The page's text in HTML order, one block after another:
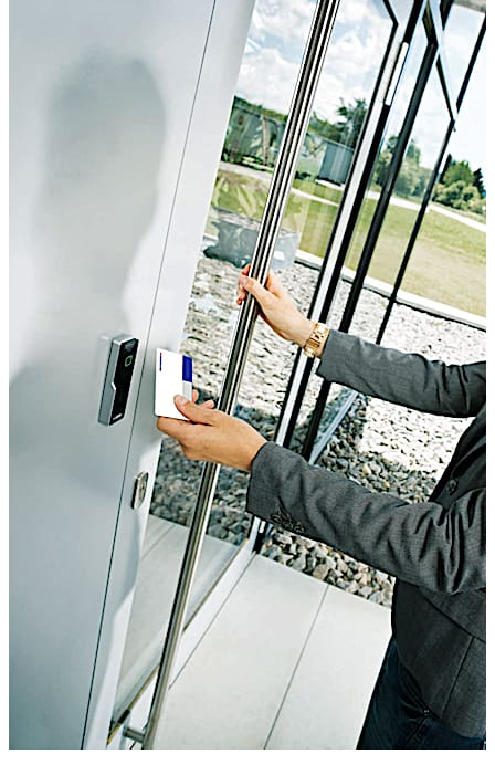
operador del sistema ya que le obliga a ir de puerta en
puerta para actualizar manualmente los derechos de
acceso o para cargar el historial de la puerta.
Mediante la solución CardLink evitamos este problema,
ya que se simplifica el proceso de actualización de los
derechos de acceso en los dispositivos sin cable,
manteniendo así los costes operativos bajos. En lugar
de actualizar los derechos de acceso manualmente en
cada puerta, el gestor u operador del sistema realiza la
instrucción en la tarjeta de acceso de cada usuario, la
cual a su vez incorpora en su memoria interna dichas
instrucciones para las puertas. Los usuarios recogen las
instrucciones en los terminales de actualización,
situados en lugares estratégicos, por ejemplo, en la
puerta de entrada de personal, en el vestíbulo de los
ascensores o en el comedor.
Para minimizar el riesgo de seguridad, en caso de
sustracción o pérdida del medio de identificación, se
pueden dar derechos de acceso por períodos cortos de
tiempo, por ejemplo, dos horas para visitantes y ocho
horas para empleados. Además, los derechos de acceso
son "validados" automáticamente en la terminal de
actualización cada vez que el portador entre en el
recinto e "invalidados" al salir de él.